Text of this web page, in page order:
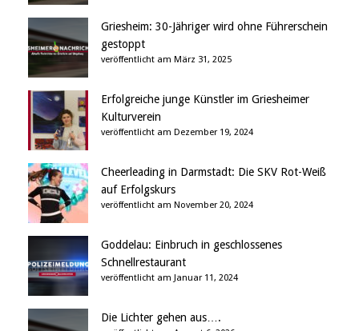
Griesheim: 30-Jähriger wird ohne Führerschein
gestoppt
veröffentlicht am März 31, 2025
Erfolgreiche junge Künstler im Griesheimer
Kulturverein
veröffentlicht am Dezember 19, 2024
Cheerleading in Darmstadt: Die SKV Rot-Weiß
auf Erfolgskurs
veröffentlicht am November 20, 2024
Goddelau: Einbruch in geschlossenes
Schnellrestaurant
veröffentlicht am Januar 11, 2024
Die Lichter gehen aus….